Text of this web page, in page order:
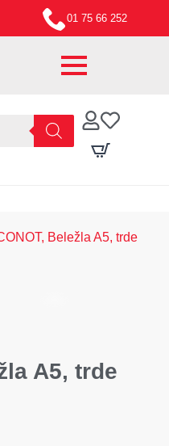
01 75 66 252
Beležla A5, trde
A5, trde